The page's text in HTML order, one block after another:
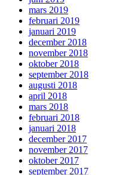
mars 2019
februari 2019
januari 2019
december 2018
november 2018
oktober 2018
september 2018
augusti 2018
april 2018
mars 2018
februari 2018
januari 2018
december 2017
november 2017
oktober 2017
september 2017